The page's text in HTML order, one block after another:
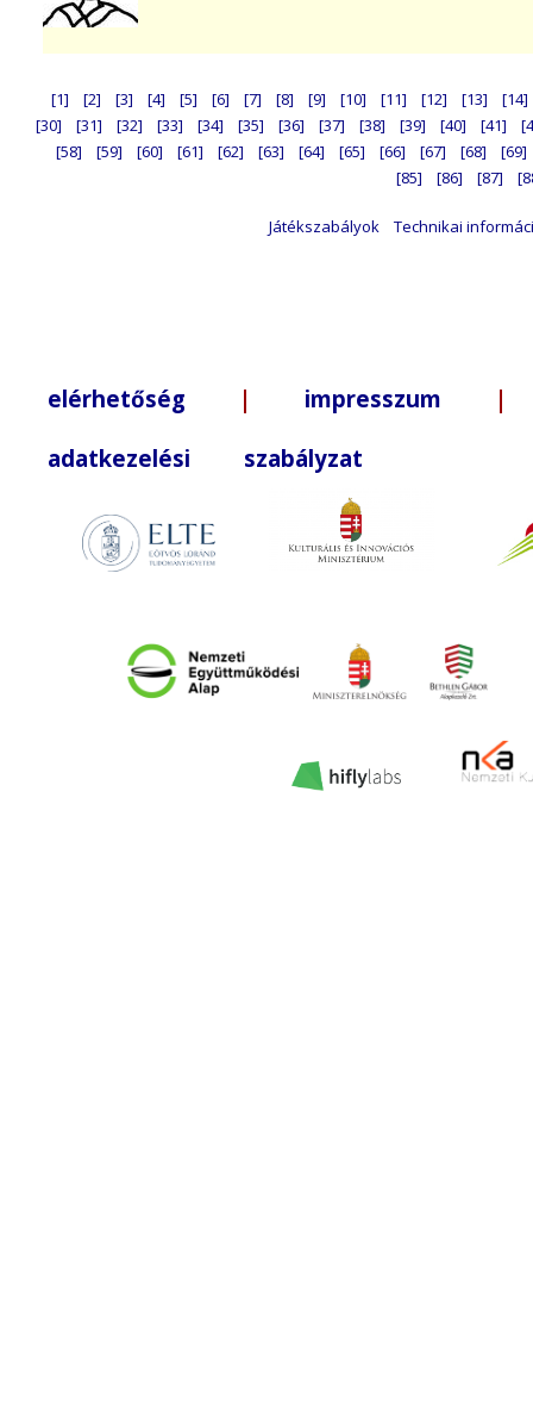
[1] [2] [3] [4] [5] [6] [7] [8] [9] [10] [11] [12] [13]
[14]
[30]
[31] [32] [33] [34] [35] [36] [37] [38] [39] [40] [41]
[58]
[59] [60] [61] [62] [63] [64] [65] [66] [67] [68]
[69]
[85]
[86] [87]
Játékszabályok Technikai
elérhetőség | impresszum |
adatkezelési szabályzat